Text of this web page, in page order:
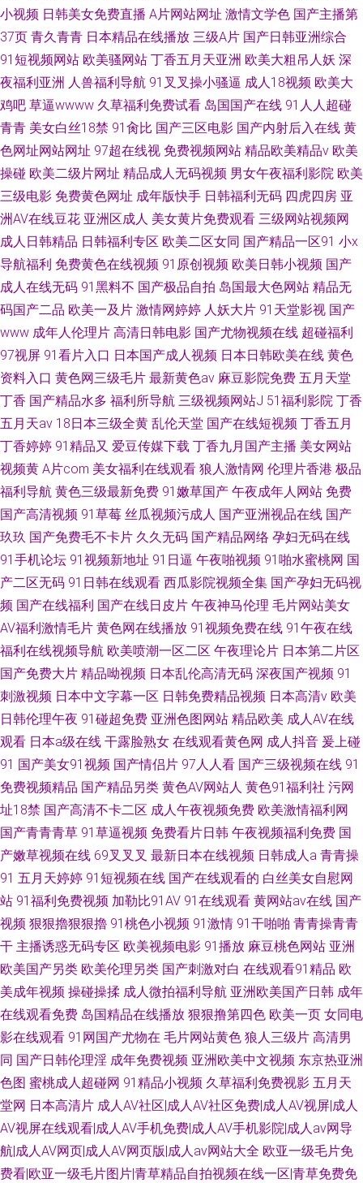
小视频 日韩美女免费直播 A片网站网址 激情文学色 国产主播第
37页 青久青青 日本精品在线播放 三级A片 国产日韩亚洲综合
91短视频网站 欧美骚网站 丁香五月天亚洲 欧美大粗吊人妖 深
夜福利亚洲 人兽福利导航 91叉叉操小骚逼 成人18视频 欧美大
鸡吧 草逼wwww 久草福利免费试看 岛国国产在线 91人人超碰
青青 美女白丝18禁 91肏比 国产三区电影 国产内射后入在线 黄
色网址网站网址 97超在线视 免费视频网站 精品欧美精品v 欧美
操碰 欧美二级片网址 精品成人无码视频 男女午夜福利影院 欧美
三级电影 免费黄色网址 成年版快手 日韩福利无码 四虎四房 亚
洲AV在线豆花 亚洲区成人 美女黄片免费观看 三级网站视频网
成人日韩精品 日韩福利专区 欧美二区女同 国产精品一区91 小x
导航福利 免费黄色在线视频 91原创视频 欧美日韩小视频 国产
成人在线无码 91黑料不 国产极品自拍 岛国最大色网站 精品无
码国产二品 欧美一及片 激情网婷婷 人妖大片 91天堂影视 国产
www 成年人伦理片 高清日韩电影 国产尤物视频在线 超碰福利
97视屏 91看片入口 日本国产成人视频 日本日韩欧美在线 黄色
资料入口 黄色网三级毛片 最新黄色av 麻豆影院免费 五月天堂
丁香 国产精品水多 福利所导航 三级视频网站J 51福利影院 丁香
五月天av 18日本三级全黄 乱伦天堂 国产在线短视频 丁香五月
丁香婷婷 91精品又 爱豆传媒下载 丁香九月国产主播 美女网站
视频黄 A片com 美女福利在线观看 狼人激情网 伦理片香港 极品
福利导航 黄色三级最新免费 91嫩草国产 午夜成年人网站 免费
国产高清视频 91草莓 丝瓜视频污成人 国产亚洲视品在线 国产
玖玖 国产免费毛不卡片 久久无码 国产精品网络 孕妇无码在线
91手机论坛 91视频新地址 91日逼 午夜啪视频 91啪水蜜桃网 国
产二区无码 91日韩在线观看 西瓜影院视频全集 国产孕妇无码视
频 国产在线福利 国产在线日皮片 午夜神马伦理 毛片网站美女
AV福利激情毛片 黄色网在线播放 91视频免费在线 91午夜在线
福利在线视频导航 欧美喷潮一区二区 午夜理论片 日本第二片区
国产免费大片 精品呦视频 日本乱伦高清无码 深夜国产视频 91
刺激视频 日本中文字幕一区 日韩免费精品视频 日本高清v 欧美
日韩伦理午夜 91碰超免费 亚洲色图网站 精品欧美 成人AV在线
观看 日本a级在线 干露脸熟女 在线观看黄色网 成人抖音 爰上碰
91 国产美女91视频 国产情侣片 97人人看 国产三级视频在线 91
免费视频精品 国产精品另类 黄色AV网站人 黄色91福利社 污网
址18禁 国产高清不卡二区 成人午夜视频免费 欧美激情福利网
国产青青青草 91草逼视频 免费看片日韩 午夜视频福利免费 国
产嫩草视频在线 69叉叉叉 最新日本在线视频 日韩成人a 青青操
91 五月天婷婷 91短视频在线 国产在线观看的 白丝美女自慰网
站 91福利免费视频 加勒比91AV 91在线观看 黄网站av在线 国产
视频 狠狠擼狠狠擼 91桃色小视频 91激情 91干啪啪 青青操青青
干 主播诱惑无码专区 欧美视频电影 91播放 麻豆桃色网站 亚洲
欧美国产另类 欧美伦理另类 国产刺激对白 在线观看91精品 欧
美成年视频 操碰操揉 成人微拍福利导航 亚洲欧美国产日韩 成年
在线观看免费 岛国精品在线播放 狠狠撸第四色 欧美一页 女同电
影在线观看 91网国产尤物在 毛片网站黄色 狼人三级片 高清男
同 国产日韩伦理淫 成年免费视频 亚洲欧美中文视频 东京热亚洲
色图 蜜桃成人超碰网 91精品小视频 久草福利免费视影 五月天
堂网 日本高清片 成人AV社区|成人AV社区免费|成人AV视屏|成人
AV视屏在线观看|成人AV手机免费|成人AV手机影院|成人av网导
航|成人AV网页|成人AV网页版|成人av网站大全 欧亚一级毛片免
费看|欧亚一级毛片图片|青草精品自拍视频在线一区|青草免费免